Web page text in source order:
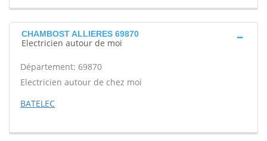
CHAMBOST ALLIERES 69870
Electricien autour de moi
Département: 69870
Electricien autour de chez moi
BATELEC